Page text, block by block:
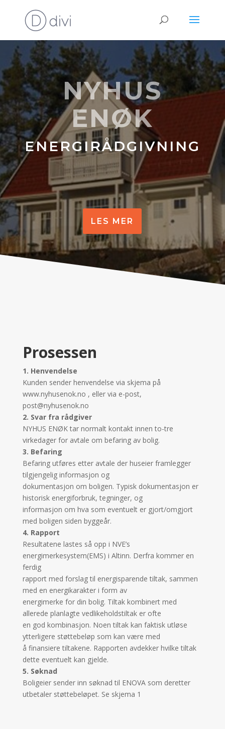
NYHUS
ENØK
ENERGIRÅDGIVNING
LES MER
Prosessen
1. Henvendelse
Kunden sender henvendelse via skjema på
www.nyhusenok.no , eller via e-post,
post@nyhusenok.no
2. Svar fra rådgiver
NYHUS ENØK tar normalt kontakt innen to-tre
virkedager for avtale om befaring av bolig.
3. Befaring
Befaring utføres etter avtale der huseier framlegger
tilgjengelig informasjon og
dokumentasjon om boligen. Typisk dokumentasjon er
historisk energiforbruk, tegninger, og
informasjon om hva som eventuelt er gjort/omgjort
med boligen siden byggeår.
4. Rapport
Resultatene lastes så opp i NVE’s
energimerkesystem(EMS) i Altinn. Derfra kommer en
ferdig
rapport med forslag til energisparende tiltak, sammen
med en energikarakter i form av
energimerke for din bolig. Tiltak kombinert med
allerede planlagte vedlikeholdstiltak er ofte
en god kombinasjon. Noen tiltak kan faktisk utløse
ytterligere støttebeløp som kan være med
å finansiere tiltakene. Rapporten avdekker hvilke tiltak
dette eventuelt kan gjelde.
5. Søknad
Boligeier sender inn søknad til ENOVA som deretter
utbetaler støttebeløpet. Se skjema 1